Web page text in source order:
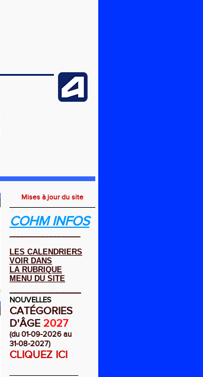
Mises à jour du site
COHM INFOS
_________________
LES CALENDRIERS
VOIR DANS
LA RUBRIQUE
MENU DU SITE
NOUVELLES
CATÉGORIES
D'ÂGE 2027
(du 01-09-2026 au
31-08-2027)
CLIQUEZ ICI